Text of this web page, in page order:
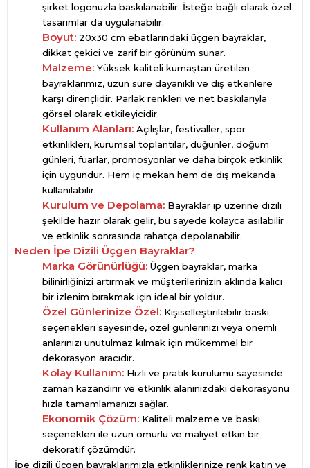
şirket logonuzla baskılanabilir. İsteğe bağlı olarak özel
tasarımlar da uygulanabilir.
Boyut: 20x30 cm ebatlarındaki üçgen bayraklar,
dikkat çekici ve zarif bir görünüm sunar.
Malzeme: Yüksek kaliteli kumaştan üretilen
bayraklarımız, uzun süre dayanıklı ve dış etkenlere
karşı dirençlidir. Parlak renkleri ve net baskılarıyla
görsel olarak etkileyicidir.
Kullanım Alanları: Açılışlar, festivaller, spor
etkinlikleri, kurumsal toplantılar, düğünler, doğum
günleri, fuarlar, promosyonlar ve daha birçok etkinlik
için uygundur. Hem iç mekan hem de dış mekanda
kullanılabilir.
Kurulum ve Depolama: Bayraklar ip üzerine dizili
şekilde hazır olarak gelir, bu sayede kolayca asılabilir
ve etkinlik sonrasında rahatça depolanabilir.
Neden İpe Dizili Üçgen Bayraklar?
Marka Görünürlüğü: Üçgen bayraklar, marka
bilinirliğinizi artırmak ve müşterilerinizin aklında kalıcı
bir izlenim bırakmak için ideal bir yoldur.
Özel Günlerinize Özel: Kişiselleştirilebilir baskı
seçenekleri sayesinde, özel günlerinizi veya önemli
anlarınızı unutulmaz kılmak için mükemmel bir
dekorasyon aracıdır.
Kolay Kullanım: Hızlı ve pratik kurulumu sayesinde
zaman kazandırır ve etkinlik alanınızdaki dekorasyonu
hızla tamamlamanızı sağlar.
Ekonomik Çözüm: Kaliteli malzeme ve baskı
seçenekleri ile uzun ömürlü ve maliyet etkin bir
dekoratif çözümdür.
İpe dizili üçgen bayraklarımızla etkinliklerinize renk katın ve